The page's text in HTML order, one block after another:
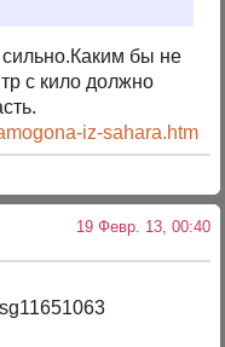
сильно.Каким бы не
с кило должно
iz-sahara.htm
19 Февр. 13, 00:40